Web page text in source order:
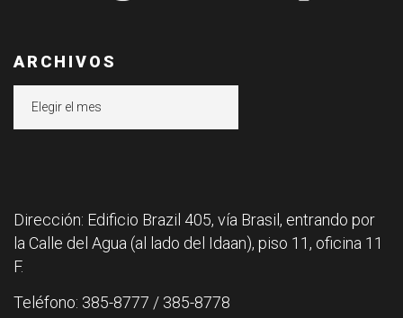
ARCHIVOS
Dirección: Edificio Brazil 405, vía Brasil, entrando por
la Calle del Agua (al lado del Idaan), piso 11, oficina 11
F.
Teléfono: 385-8777 / 385-8778